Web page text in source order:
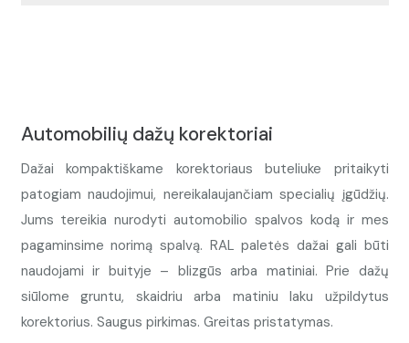
Automobilių dažų korektoriai
Dažai kompaktiškame korektoriaus buteliuke pritaikyti
patogiam naudojimui, nereikalaujančiam specialių įgūdžių.
Jums tereikia nurodyti automobilio spalvos kodą ir mes
pagaminsime norimą spalvą. RAL paletės dažai gali būti
naudojami ir buityje – blizgūs arba matiniai. Prie dažų
siūlome gruntu, skaidriu arba matiniu laku užpildytus
korektorius. Saugus pirkimas. Greitas pristatymas.